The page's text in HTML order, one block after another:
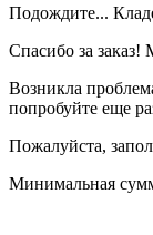
Подождите...
Спасибо за
Возникла
попробуйте еще
Пожалуйста,
Минимальная